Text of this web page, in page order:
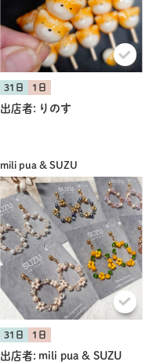
31日 1日
出店者: りのす
mili pua & SUZU
31日 1日
出店者: mili pua & SUZU